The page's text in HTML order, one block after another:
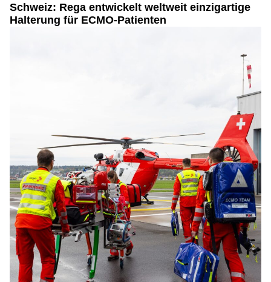
Schweiz: Rega entwickelt weltweit einzigartige
Halterung für ECMO-Patienten